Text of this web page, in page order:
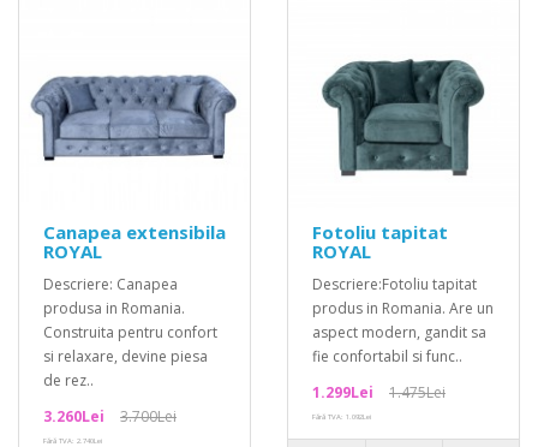
Canapea extensibila
ROYAL
Descriere: Canapea
produsa in Romania.
Construita pentru confort
si relaxare, devine piesa
de rez..
3.260Lei
3.700Lei
Fără TVA: 2.740Lei
Fotoliu tapitat
ROYAL
Descriere:Fotoliu tapitat
produs in Romania. Are un
aspect modern, gandit sa
fie confortabil si func..
1.299Lei
1.475Lei
Fără TVA: 1.092Lei